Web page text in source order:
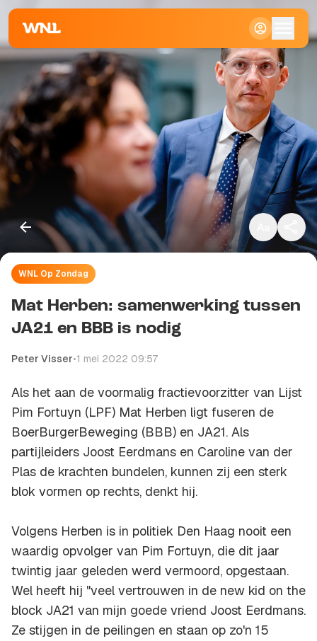
Klein
Standaard
Groot
WNL Op Zondag
Mat Herben: samenwerking tussen
JA21 en BBB is nodig
Peter Visser•1 mei 2022 09:57
Als het aan de voormalig fractievoorzitter van Lijst
Pim Fortuyn (LPF) Mat Herben ligt fuseren de
BoerBurgerBeweging (BBB) en JA21. Als
partijleiders Joost Eerdmans en Caroline van der
Plas de krachten bundelen, kunnen zij een sterk
blok vormen op rechts, denkt hij.
Volgens Herben is in politiek Den Haag nooit een
waardig opvolger van Pim Fortuyn, die dit jaar
twintig jaar geleden werd vermoord, opgestaan.
Wel heeft hij "veel vertrouwen in de new kid on the
block JA21 van mijn goede vriend Joost Eerdmans.
Ze stijgen in de peilingen en staan op zo'n 15